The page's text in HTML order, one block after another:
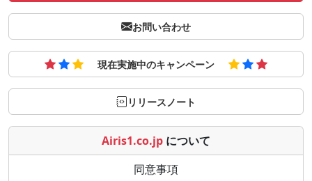
お問い合わせ
現在実施中のキャンペーン
リリースノート
Airis1.co.jp について
同意事項